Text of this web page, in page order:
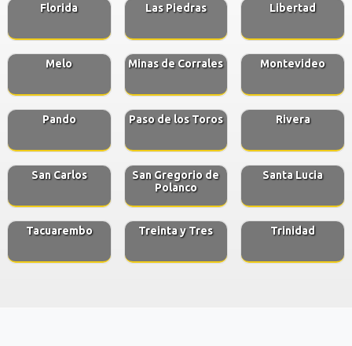
Florida Las Piedras Libertad
Melo Minas de Corrales Montevideo
Pando Paso de los Toros Rivera
San Carlos
San Gregorio de
Polanco
Santa Lucia
Tacuarembo Treinta y Tres Trinidad